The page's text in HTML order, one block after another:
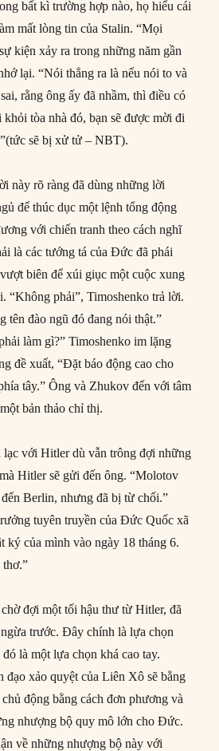
bất kì trường hợp nào, họ hiểu cái
mất lòng tin của Stalin. “Mọi
kiện xảy ra trong những năm gần
lại. “Nói thẳng ra là nếu nói to và
rằng ông ấy đã nhầm, thì điều có
tòa nhà đó, bạn sẽ được mời đi
sẽ bị xử tử – NBT).
này rõ ràng đã dùng những lời
để thúc dục một lệnh tổng động
với chiến tranh theo cách nghĩ
là các tướng tá của Đức đã phái
biên để xúi giục một cuộc xung
“Không phải”, Timoshenko trả lời.
tên đào ngũ đó đang nói thật.”
làm gì?” Timoshenko im lặng
đề xuất, “Đặt báo động cao cho
tây.” Ông và Zhukov đến với tâm
bản thảo chỉ thị.
lạc với Hitler dù vẫn trông đợi những
Hitler sẽ gửi đến ông. “Molotov
Berlin, nhưng đã bị từ chối.”
tuyên truyền của Đức Quốc xã
ký của mình vào ngày 18 tháng 6.
đợi một tối hậu thư từ Hitler, đã
trước. Đây chính là lựa chọn
là một lựa chọn khá cao tay.
đạo xảo quyệt của Liên Xô sẽ bằng
động bằng cách đơn phương và
nhượng bộ quy mô lớn cho Đức.
về những nhượng bộ này với